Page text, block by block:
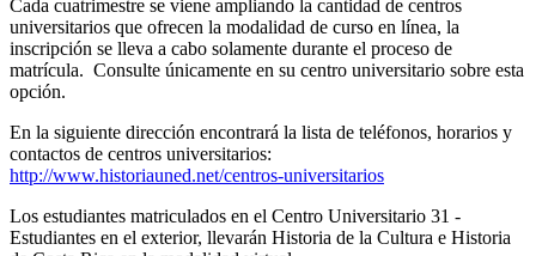
Cada cuatrimestre se viene ampliando la cantidad de centros
universitarios que ofrecen la modalidad de curso en línea, la
inscripción se lleva a cabo solamente durante el proceso de
matrícula. Consulte únicamente en su centro universitario sobre esta
opción.
En la siguiente dirección encontrará la lista de teléfonos, horarios y
contactos de centros universitarios:
http://www.historiauned.net/centros-universitarios
Los estudiantes matriculados en el Centro Universitario 31 -
Estudiantes en el exterior, llevarán Historia de la Cultura e Historia